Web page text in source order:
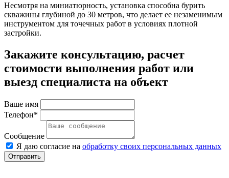
Несмотря на миниатюрность, установка способна бурить
скважины глубиной до 30 метров, что делает ее незаменимым
инструментом для точечных работ в условиях плотной
застройки.
Закажите консультацию, расчет
стоимости выполнения работ или
выезд специалиста на объект
Ваше имя
Телефон*
Сообщение
Я даю согласие на обработку своих персональных данных
Отправить